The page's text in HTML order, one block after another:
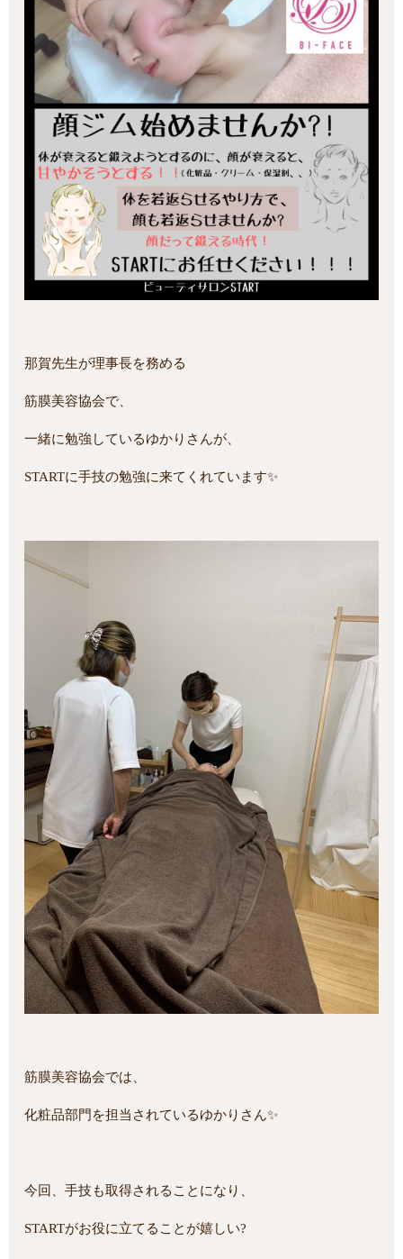
那賀先生が理事長を務める
筋膜美容協会で、
一緒に勉強しているゆかりさんが、
STARTに手技の勉強に来てくれています✨
筋膜美容協会では、
化粧品部門を担当されているゆかりさん✨
今回、手技も取得されることになり、
STARTがお役に立てることが嬉しい?